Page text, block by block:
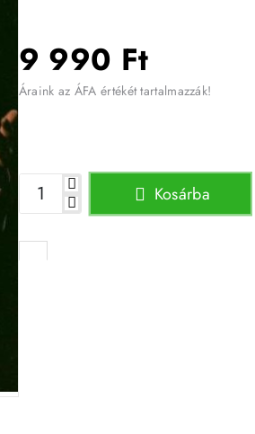
9 990 Ft
Áraink az ÁFA értékét tartalmazzák!
Kosárba